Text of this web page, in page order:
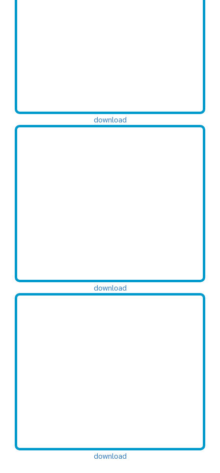
download
download
download